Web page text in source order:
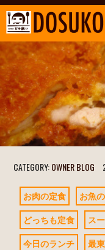
CATEGORY:OWNER BLOG
お肉の定食 お魚
どっちも定食
ス
今日のランチ
最